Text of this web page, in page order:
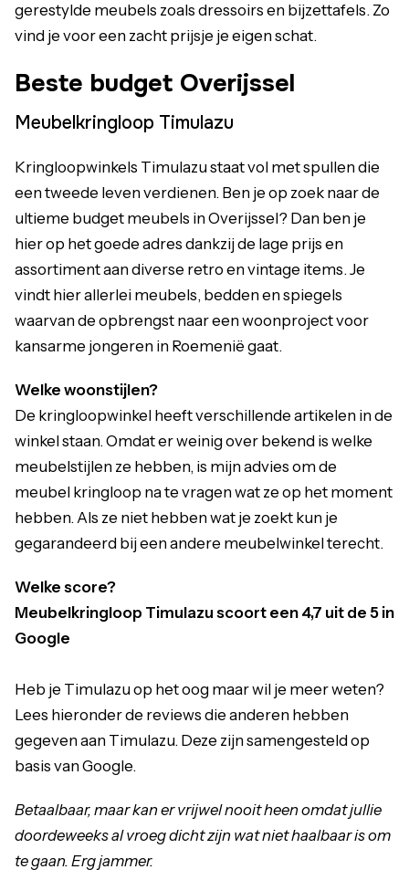
gerestylde meubels zoals dressoirs en bijzettafels. Zo
vind je voor een zacht prijsje je eigen schat.
Beste budget Overijssel
Meubelkringloop Timulazu
Kringloopwinkels Timulazu staat vol met spullen die
een tweede leven verdienen. Ben je op zoek naar de
ultieme budget meubels in Overijssel? Dan ben je
hier op het goede adres dankzij de lage prijs en
assortiment aan diverse retro en vintage items. Je
vindt hier allerlei meubels, bedden en spiegels
waarvan de opbrengst naar een woonproject voor
kansarme jongeren in Roemenië gaat.
Welke woonstijlen?
De kringloopwinkel heeft verschillende artikelen in de
winkel staan. Omdat er weinig over bekend is welke
meubelstijlen ze hebben, is mijn advies om de
meubel kringloop na te vragen wat ze op het moment
hebben. Als ze niet hebben wat je zoekt kun je
gegarandeerd bij een andere meubelwinkel terecht.
Welke score?
Meubelkringloop Timulazu scoort een 4,7 uit de 5 in
Google
Heb je Timulazu op het oog maar wil je meer weten?
Lees hieronder de reviews die anderen hebben
gegeven aan Timulazu. Deze zijn samengesteld op
basis van Google.
Betaalbaar, maar kan er vrijwel nooit heen omdat jullie
doordeweeks al vroeg dicht zijn wat niet haalbaar is om
te gaan. Erg jammer.